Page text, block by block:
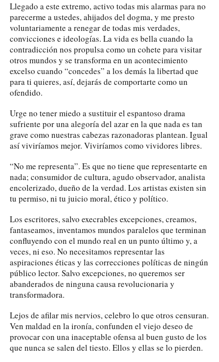
Llegado a este extremo, activo todas mis alarmas para no
parecerme a ustedes, ahijados del dogma, y me presto
voluntariamente a renegar de todas mis verdades,
convicciones e ideologías. La vida es bella cuando la
contradicción nos propulsa como un cohete para visitar
otros mundos y se transforma en un acontecimiento
excelso cuando “concedes” a los demás la libertad que
para ti quieres, así, dejarás de comportarte como un
ofendido.
Urge no tener miedo a sustituir el espantoso drama
sufriente por una alegoría del azar en la que nada es tan
grave como nuestras cabezas razonadoras plantean. Igual
así viviríamos mejor. Viviríamos como vividores libres.
“No me representa”. Es que no tiene que representarte en
nada; consumidor de cultura, agudo observador, analista
encolerizado, dueño de la verdad. Los artistas existen sin
tu permiso, ni tu juicio moral, ético y político.
Los escritores, salvo execrables excepciones, creamos,
fantaseamos, inventamos mundos paralelos que terminan
confluyendo con el mundo real en un punto último y, a
veces, ni eso. No necesitamos representar las
aspiraciones éticas y las correcciones políticas de ningún
público lector. Salvo excepciones, no queremos ser
abanderados de ninguna causa revolucionaria y
transformadora.
Lejos de afilar mis nervios, celebro lo que otros censuran.
Ven maldad en la ironía, confunden el viejo deseo de
provocar con una inaceptable ofensa al buen gusto de los
que nunca se salen del tiesto. Ellos y ellas se lo pierden.